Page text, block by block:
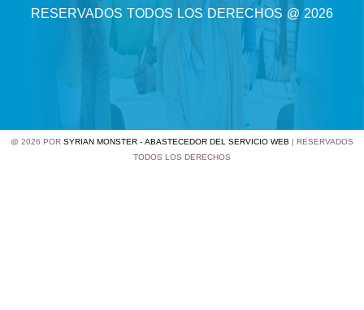
RESERVADOS TODOS LOS DERECHOS @ 2026
@ 2026 PORSYRIAN MONSTER - ABASTECEDOR DEL SERVICIO WEB | RESERVADOS
TODOS LOS DERECHOS